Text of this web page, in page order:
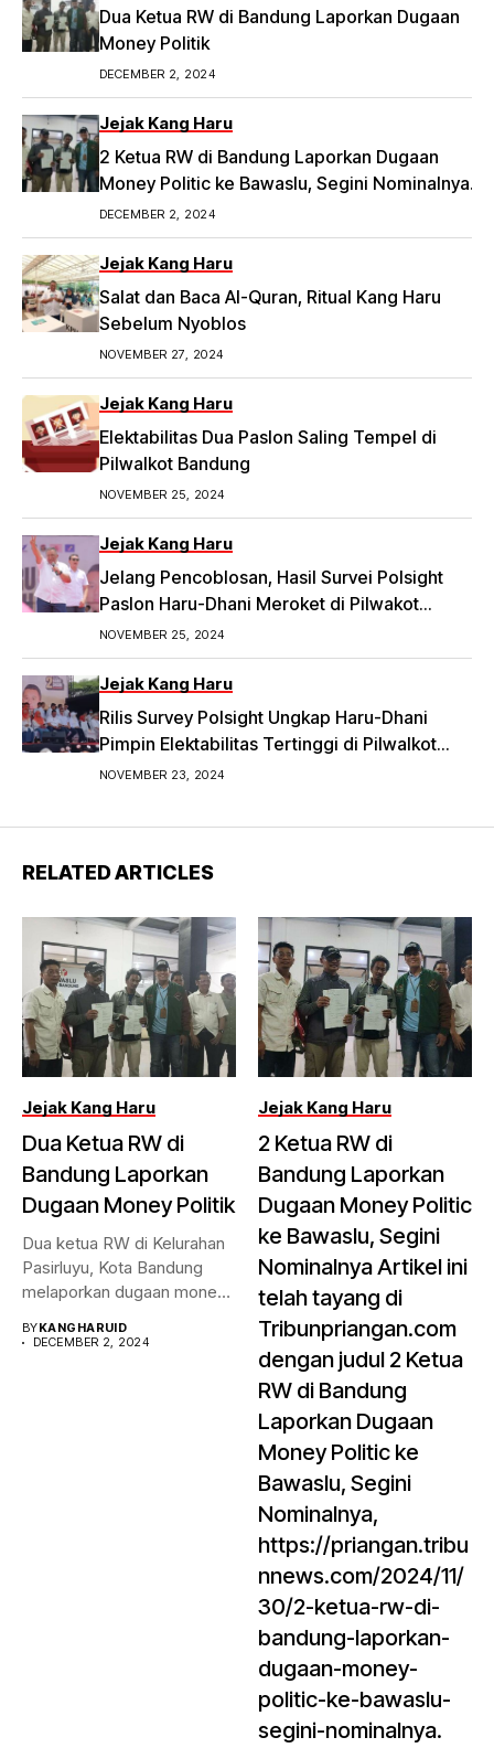
Dua Ketua RW di Bandung Laporkan Dugaan
Money Politik
DECEMBER 2, 2024
Jejak Kang Haru
2 Ketua RW di Bandung Laporkan Dugaan
Money Politic ke Bawaslu, Segini Nominalnya
Artikel ini telah tayang di Tribunpriangan.com
dengan judul 2 Ketua RW di Bandung Laporkan
Dugaan Money Politic ke Bawaslu, Segini
Nominalnya,
https://priangan.tribunnews.com/2024/11/30/2-
money-politic-ke-bawaslu-segini-nominalnya.
DECEMBER 2, 2024
Jejak Kang Haru
Salat dan Baca Al-Quran, Ritual Kang Haru
Sebelum Nyoblos
NOVEMBER 27, 2024
Jejak Kang Haru
Elektabilitas Dua Paslon Saling Tempel di
Pilwalkot Bandung
NOVEMBER 25, 2024
Jejak Kang Haru
Jelang Pencoblosan, Hasil Survei Polsight
Paslon Haru-Dhani Meroket di Pilwakot
Bandung
NOVEMBER 25, 2024
Jejak Kang Haru
Rilis Survey Polsight Ungkap Haru-Dhani
Pimpin Elektabilitas Tertinggi di Pilwalkot
Bandung 2024
NOVEMBER 23, 2024
RELATED ARTICLES
Jejak Kang Haru
Dua Ketua RW di
Bandung Laporkan
Dugaan Money Politik
Dua ketua RW di Kelurahan
Pasirluyu, Kota Bandung
melaporkan dugaan money
BYKANGHARUID
DECEMBER 2, 2024
Jejak Kang Haru
2 Ketua RW di
Bandung Laporkan
Dugaan Money Politic
ke Bawaslu, Segini
Nominalnya Artikel ini
telah tayang di
Tribunpriangan.com
dengan judul 2 Ketua
RW di Bandung
Laporkan Dugaan
Money Politic ke
Bawaslu, Segini
Nominalnya,
https://priangan.tribu
nnews.com/2024/11/
30/2-ketua-rw-di-
bandung-laporkan-
dugaan-money-
politic-ke-bawaslu-
segini-nominalnya.